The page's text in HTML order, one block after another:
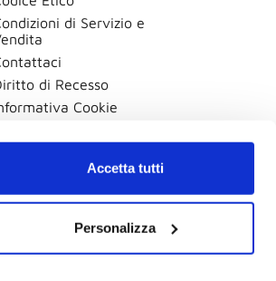
Accetta tutti
Personalizza
di Servizio e
di Recesso
Cookie
Procedura Whistleblowing
preferenze cookie